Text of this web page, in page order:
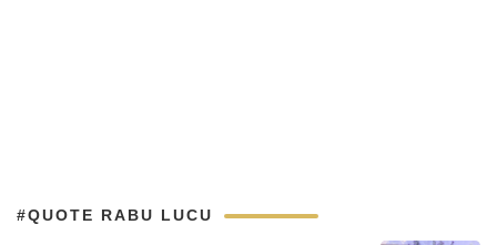
#QUOTE RABU LUCU